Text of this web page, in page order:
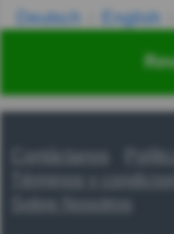
Deutsch English
Contáctanos
Términos y